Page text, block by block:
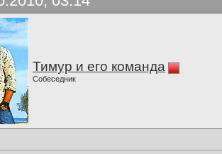
Тимур и его команда
Собеседник